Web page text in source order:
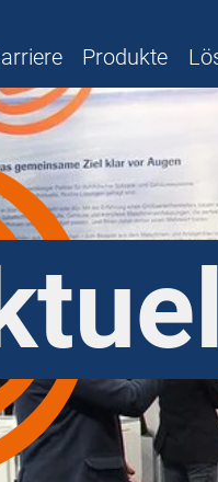
Produkte